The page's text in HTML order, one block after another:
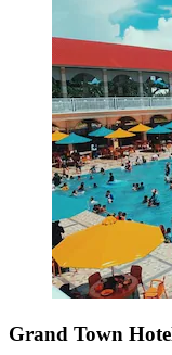
Grand Town